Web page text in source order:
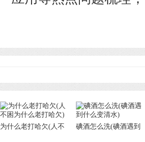
为什么老打哈欠(人不
碘酒怎么洗(碘酒遇到